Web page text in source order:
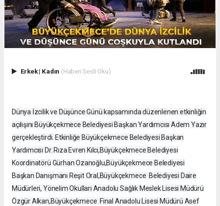
Erkek| Kadın (Haberi Sesli Oku)
Dünya İzcilik ve Düşünce Günü kapsamında düzenlenen etkinliğin
açılışını Büyükçekmece Belediyesi Başkan Yardımcısı Adem Yazır
gerçekleştirdi. Etkinliğe Büyükçekmece Belediyesi Başkan
Yardımcısı Dr. Rıza Evren Kılcı,Büyükçekmece Belediyesi
Koordinatörü Gürhan Ozanoğlu,Büyükçekmece Belediyesi
Başkan Danışmanı Reşit Oral,Büyükçekmece Belediyesi Daire
Müdürleri, Yönelim Okulları Anadolu Sağlık Meslek Lisesi Müdürü
Özgür Alkan,Büyükçekmece Final Anadolu Lisesi Müdürü Asef